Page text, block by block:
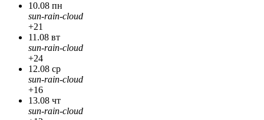
10.08 пн
sun-rain-cloud
+21
11.08 вт
sun-rain-cloud
+24
12.08 ср
sun-rain-cloud
+16
13.08 чт
sun-rain-cloud